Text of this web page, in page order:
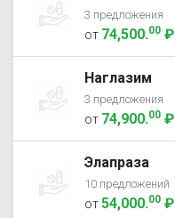
3 предложения
от 74,500.00 ₽
Наглазим
3 предложения
от 74,900.00 ₽
Элапраза
10 предложений
от54,000.00 ₽